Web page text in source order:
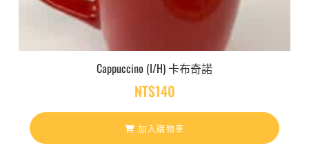
Cappuccino (I/H) 卡布奇諾
NT$140
加入購物車